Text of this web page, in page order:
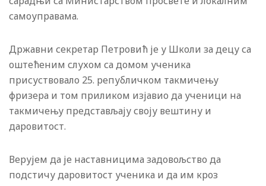
самоуправама.
Државни секретар Петровић је у Школи за децу са
оштећеним слухом са домом ученика
присуствовало 25. републичком такмичењу
фризера и том приликом изјавио да ученици на
такмичењу представљају своју вештину и
даровитост.
Верујем да је наставницима задовољство да
подстичу даровитост ученика и да им кроз